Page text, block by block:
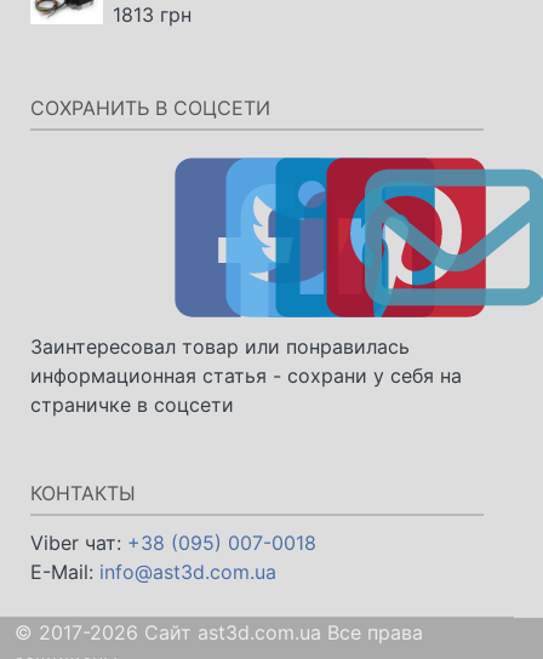
1813 грн
СОХРАНИТЬ В СОЦСЕТИ
Заинтересовал товар или понравилась
информационная статья - сохрани у себя на
страничке в соцсети
КОНТАКТЫ
Viber чат: +38 (095) 007-0018
E-Mail: info@ast3d.com.ua
© 2017-2026 Сайт ast3d.com.ua Все права